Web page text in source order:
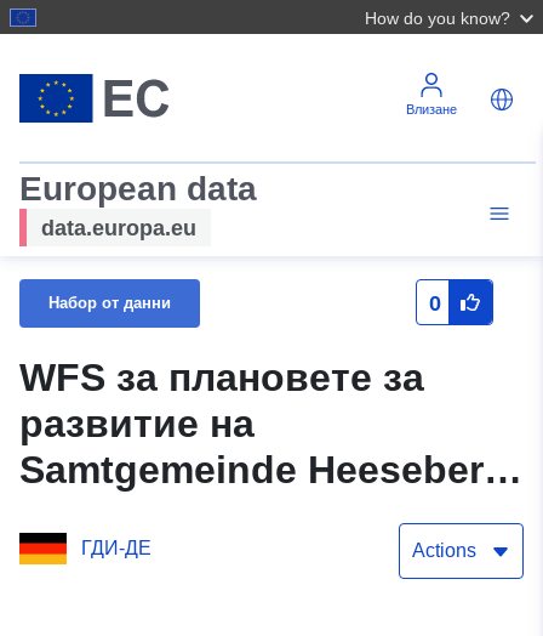
How do you know?
Влизане
European data
data.europa.eu
Набор от данни 0
WFS за плановете за
развитие на
Samtgemeinde Heeseberg
ГДИ-ДЕ Actions